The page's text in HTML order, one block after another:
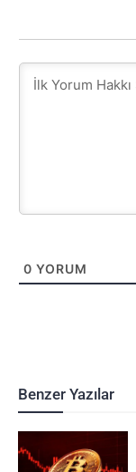
0 YORUM
Benzer Yazılar